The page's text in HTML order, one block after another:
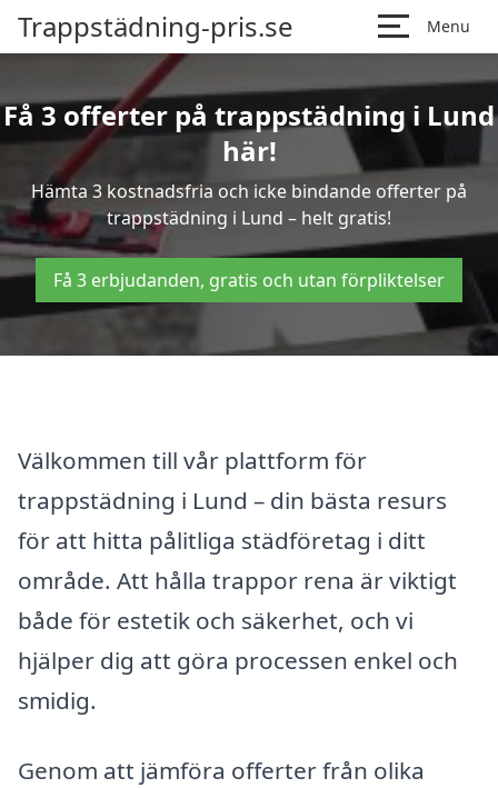
Trappstädning-pris.se Menu
Få 3 offerter på trappstädning i Lund
här!
Hämta 3 kostnadsfria och icke bindande offerter på
trappstädning i Lund – helt gratis!
Få 3 erbjudanden, gratis och utan förpliktelser
Välkommen till vår plattform för
trappstädning i Lund – din bästa resurs
för att hitta pålitliga städföretag i ditt
område. Att hålla trappor rena är viktigt
både för estetik och säkerhet, och vi
hjälper dig att göra processen enkel och
smidig.
Genom att jämföra offerter från olika